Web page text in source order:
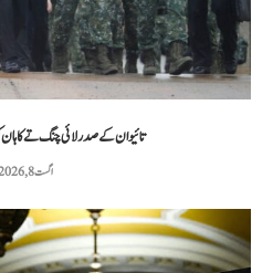
تائیوان کے صدر لائی چنگ تے کا
اگست 8, 2026